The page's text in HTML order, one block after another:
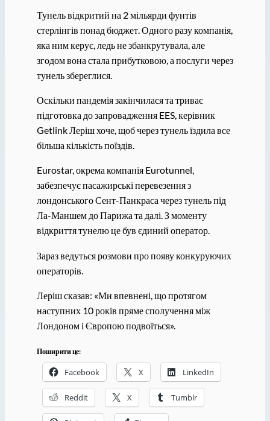
Тунель відкритий на 2 мільярди фунтів
стерлінгів понад бюджет. Одного разу компанія,
яка ним керує, ледь не збанкрутувала, але
згодом вона стала прибутковою, а послуги через
тунель збереглися.
Оскільки пандемія закінчилася та триває
підготовка до запровадження EES, керівник
Getlink Леріш хоче, щоб через тунель їздила все
більша кількість поїздів.
Eurostar, окрема компанія Eurotunnel,
забезпечує пасажирські перевезення з
лондонського Сент-Панкраса через тунель під
Ла-Маншем до Парижа та далі. З моменту
відкриття тунелю це був єдиний оператор.
Зараз ведуться розмови про появу конкуруючих
операторів.
Леріш сказав: «Ми впевнені, що протягом
наступних 10 років пряме сполучення між
Лондоном і Європою подвоїться».
Поширити це:
Facebook X LinkedIn
Reddit X Tumblr